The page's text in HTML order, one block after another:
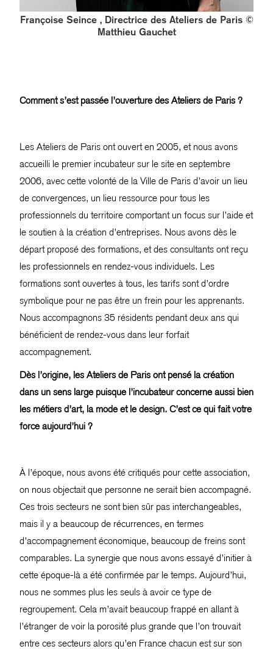
Françoise Seince , Directrice des Ateliers de Paris ©
Matthieu Gauchet
Comment s’est passée l’ouverture des Ateliers de Paris ?
Les Ateliers de Paris ont ouvert en 2005, et nous avons
accueilli le premier incubateur sur le site en septembre
2006, avec cette volonté de la Ville de Paris d’avoir un lieu
de convergences, un lieu ressource pour tous les
professionnels du territoire comportant un focus sur l’aide et
le soutien à la création d’entreprises. Nous avons dès le
départ proposé des formations, et des consultants ont reçu
les professionnels en rendez-vous individuels. Les
formations sont ouvertes à tous, les tarifs sont d’ordre
symbolique pour ne pas être un frein pour les apprenants.
Nous accompagnons 35 résidents pendant deux ans qui
bénéficient de rendez-vous dans leur forfait
accompagnement.
Dès l’origine, les Ateliers de Paris ont pensé la création
dans un sens large puisque l’incubateur concerne aussi bien
les métiers d’art, la mode et le design. C’est ce qui fait votre
force aujourd’hui ?
À l’époque, nous avons été critiqués pour cette association,
on nous objectait que personne ne serait bien accompagné.
Ces trois secteurs ne sont bien sûr pas interchangeables,
mais il y a beaucoup de récurrences, en termes
d’accompagnement économique, beaucoup de freins sont
comparables. La synergie que nous avons essayé d’initier à
cette époque-là a été confirmée par le temps. Aujourd’hui,
nous ne sommes plus les seuls à avoir ce type de
regroupement. Cela m’avait beaucoup frappé en allant à
l’étranger de voir la porosité plus grande que l’on trouvait
entre ces secteurs alors qu’en France chacun est sur son